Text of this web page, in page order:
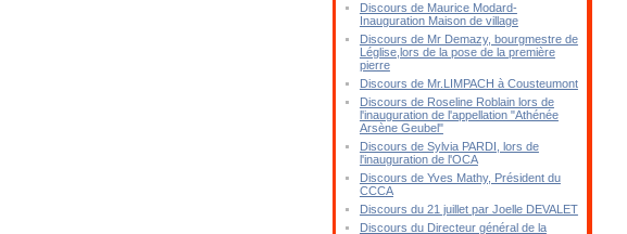
Discours de Maurice Modard-
Inauguration Maison de village
Discours de Mr Demazy, bourgmestre de
Léglise,lors de la pose de la première
pierre
Discours de Mr.LIMPACH à Cousteumont
Discours de Roseline Roblain lors de
l'inauguration de l'appellation "Athénée
Arsène Geubel"
Discours de Sylvia PARDI, lors de
l'inauguration de l'OCA
Discours de Yves Mathy, Président du
CCCA
Discours du 21 juillet par Joelle DEVALET
Discours du Directeur général de la